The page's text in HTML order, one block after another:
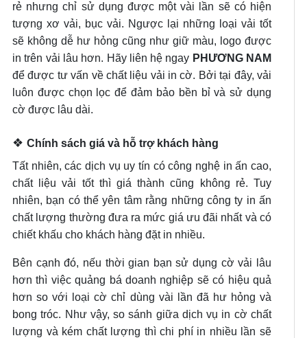
rẻ nhưng chỉ sử dụng được một vài lần sẽ có hiện
tượng xơ vải, bục vải. Ngược lại những loại vải tốt
sẽ không dễ hư hỏng cũng như giữ màu, logo được
in trên vải lâu hơn. Hãy liên hệ ngay PHƯƠNG NAM
để được tư vấn về chất liệu vải in cờ. Bởi tại đây, vải
luôn được chọn lọc để đảm bảo bền bỉ và sử dụng
cờ được lâu dài.
❖ Chính sách giá và hỗ trợ khách hàng
Tất nhiên, các dịch vụ uy tín có công nghệ in ấn cao,
chất liệu vải tốt thì giá thành cũng không rẻ. Tuy
nhiên, bạn có thể yên tâm rằng những công ty in ấn
chất lượng thường đưa ra mức giá ưu đãi nhất và có
chiết khấu cho khách hàng đặt in nhiều.
Bên cạnh đó, nếu thời gian bạn sử dụng cờ vải lâu
hơn thì việc quảng bá doanh nghiệp sẽ có hiệu quả
hơn so với loại cờ chỉ dùng vài lần đã hư hỏng và
bong tróc. Như vậy, so sánh giữa dịch vụ in cờ chất
lượng và kém chất lượng thì chi phí in nhiều lần sẽ